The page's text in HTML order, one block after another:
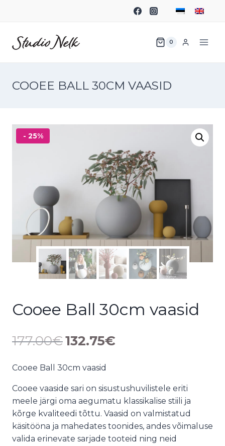
0
COOEE BALL 30CM VAASID
- 25%
Cooee Ball 30cm vaasid
177.00€132.75€
Cooee Ball 30cm vaasid
Cooee vaaside sari on sisustushuvilistele eriti
meele järgi oma aegumatu klassikalise stiili ja
kõrge kvaliteedi tõttu. Vaasid on valmistatud
käsitööna ja mahedates toonides, andes võimaluse
valida erinevate sarjade tooteid ning neid